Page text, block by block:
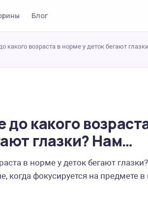
Блог
какого возраста в норме у деток бегают
какого
глазки? Нам…
в норме у деток бегают
когда фокусируется на предмете в